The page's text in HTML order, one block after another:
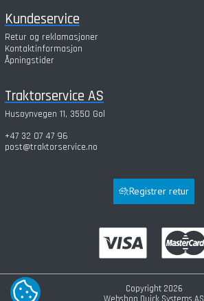
Kundeservice
Retur og reklamasjoner
Kontaktinformasjon
Åpningstider
Traktorservice AS
Husøynvegen 11, 3550 Gol
+47 32 07 47 96
post@traktorservice.no
Registrer retur
Copyright 2026
COOKIE-INNSTILLINGER